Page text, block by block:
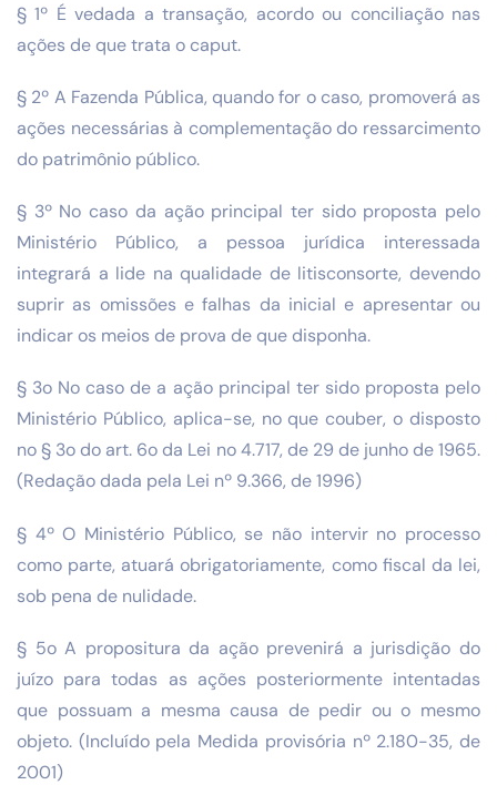
§ 1º É vedada a transação, acordo ou conciliação nas
ações de que trata o caput.
§ 2º A Fazenda Pública, quando for o caso, promoverá as
ações necessárias à complementação do ressarcimento
do patrimônio público.
§ 3º No caso da ação principal ter sido proposta pelo
Ministério Público, a pessoa jurídica interessada
integrará a lide na qualidade de litisconsorte, devendo
suprir as omissões e falhas da inicial e apresentar ou
indicar os meios de prova de que disponha.
§ 3o No caso de a ação principal ter sido proposta pelo
Ministério Público, aplica-se, no que couber, o disposto
no § 3o do art. 6o da Lei no 4.717, de 29 de junho de 1965.
(Redação dada pela Lei nº 9.366, de 1996)
§ 4º O Ministério Público, se não intervir no processo
como parte, atuará obrigatoriamente, como fiscal da lei,
sob pena de nulidade.
§ 5o A propositura da ação prevenirá a jurisdição do
juízo para todas as ações posteriormente intentadas
que possuam a mesma causa de pedir ou o mesmo
objeto. (Incluído pela Medida provisória nº 2.180-35, de
2001)